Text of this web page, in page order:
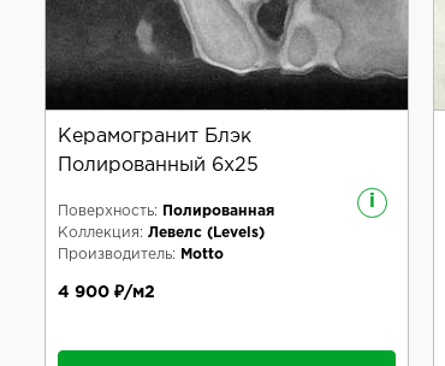
Керамогранит Блэк
Полированный 6x25
i
Поверхность:
Полированная
Коллекция: Левелс (Levels)
Производитель:
Motto
4 900 ₽/м2